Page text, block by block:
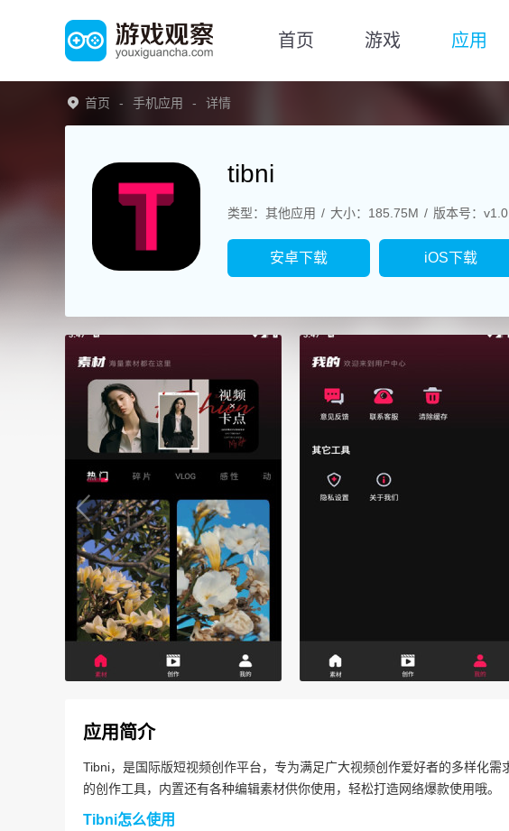
首页 游戏 应用
首页 手机应用 详情
tibni
类型：其他应用 大小：185.75M 版本号：
安卓下载 iOS下载
应用简介
Tibni，是国际版短视频创作平台，专为满足广大视频创作爱好者的多样化
的创作工具，内置还有各种编辑素材供你使用，轻松打造网络爆款使用哦。
Tibni怎么使用